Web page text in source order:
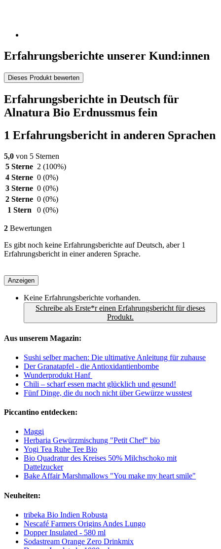
Erfahrungsberichte unserer Kund:innen
Dieses Produkt bewerten
Erfahrungsberichte in Deutsch für
Alnatura Bio Erdnussmus fein
1 Erfahrungsbericht in anderen Sprachen
5,0 von 5 Sternen
5 Sterne 2 (100%)
4 Sterne 0 (0%)
3 Sterne 0 (0%)
2 Sterne 0 (0%)
1 Stern
0 (0%)
2 Bewertungen
Es gibt noch keine Erfahrungsberichte auf Deutsch, aber 1
Erfahrungsbericht in einer anderen Sprache.
Anzeigen
Keine Erfahrungsberichte vorhanden.
Schreibe als Erste*r einen Erfahrungsbericht für dieses
Produkt.
Aus unserem Magazin:
Sushi selber machen: Die ultimative Anleitung für zuhause
Der Granatapfel - die Antioxidantienbombe
Wunderprodukt Hanf
Chili – scharf essen macht glücklich und gesund!
Fünf Dinge, die du noch nicht über Gewürze wusstest
Piccantino entdecken:
Maggi
Herbaria Gewürzmischung "Petit Chef" bio
Yogi Tea Ruhe Tee Bio
Bio Quadratur des Kreises 50% Milchschoko mit
Dattelzucker
Bake Affair Marshmallows "You make my heart smile"
Neuheiten:
tribeka Bio Indien Robusta
Nescafé Farmers Origins Andes Lungo
Dopper Insulated - 580 ml
Sodastream Orange Zero Drinkmix